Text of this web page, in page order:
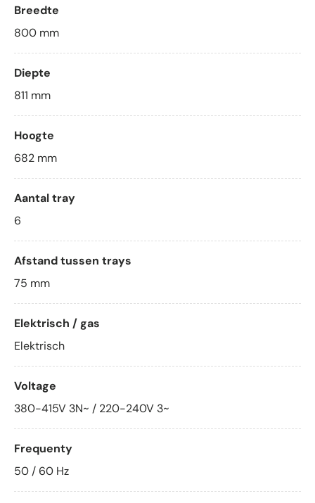
Breedte
800 mm
Diepte
811 mm
Hoogte
682 mm
Aantal tray
6
Afstand tussen trays
75 mm
Elektrisch / gas
Elektrisch
Voltage
380-415V 3N~ / 220-240V 3~
Frequenty
50 / 60 Hz